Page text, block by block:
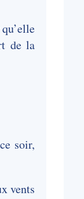
de la
soir,
vents